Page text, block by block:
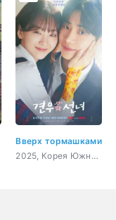
Вверх тормашками
2025, Корея Южная, романтика, драма, фэнтези, сверхъестественное